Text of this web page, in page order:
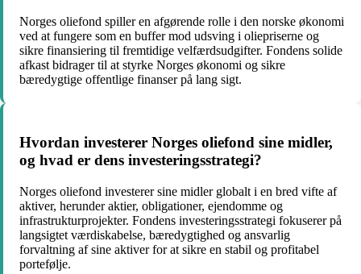
Norges oliefond spiller en afgørende rolle i den norske økonomi
ved at fungere som en buffer mod udsving i oliepriserne og
sikre finansiering til fremtidige velfærdsudgifter. Fondens solide
afkast bidrager til at styrke Norges økonomi og sikre
bæredygtige offentlige finanser på lang sigt.
Hvordan investerer Norges oliefond sine midler,
og hvad er dens investeringsstrategi?
Norges oliefond investerer sine midler globalt i en bred vifte af
aktiver, herunder aktier, obligationer, ejendomme og
infrastrukturprojekter. Fondens investeringsstrategi fokuserer på
langsigtet værdiskabelse, bæredygtighed og ansvarlig
forvaltning af sine aktiver for at sikre en stabil og profitabel
portefølje.